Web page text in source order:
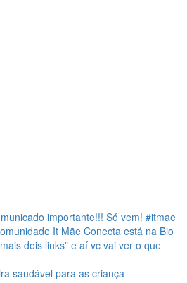
saudável para as criança